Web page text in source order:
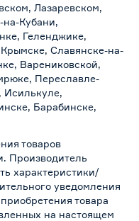
Лазаревском,
на-Кубани,
Геленджике,
Славянске-на-
Варениковской,
Переславле-
Исилькуле,
Барабинске,
товаров
Производитель
характеристики/
уведомления
товара
на настоящем